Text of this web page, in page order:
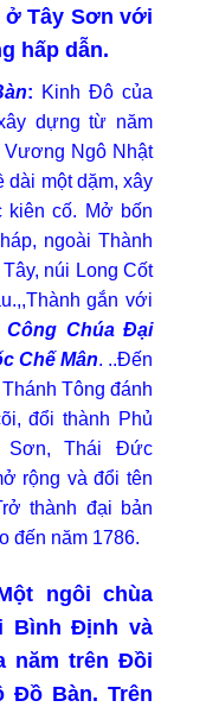
ở Tây Sơn với
hấp dẫn.
: Kinh Đô của
dựng từ năm
Ngô Nhật
dài một dặm, xây
kiên cố. Mở bốn
ngoài Thành
núi Long Cốt
gắn với
Công Chúa Đại
Chế Mân. ..Đến
Tông đánh
đổi thành Phủ
Sơn, Thái Đức
rộng và đổi tên
thành đại bản
đến năm 1786.
ngôi chùa
Bình Định và
năm trên Đồi
Đồ Bàn. Trên